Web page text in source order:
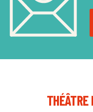
THÉÂTRE